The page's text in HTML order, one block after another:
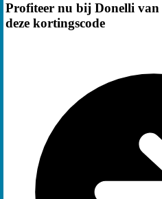
Profiteer nu bij Donelli van
deze kortingscode